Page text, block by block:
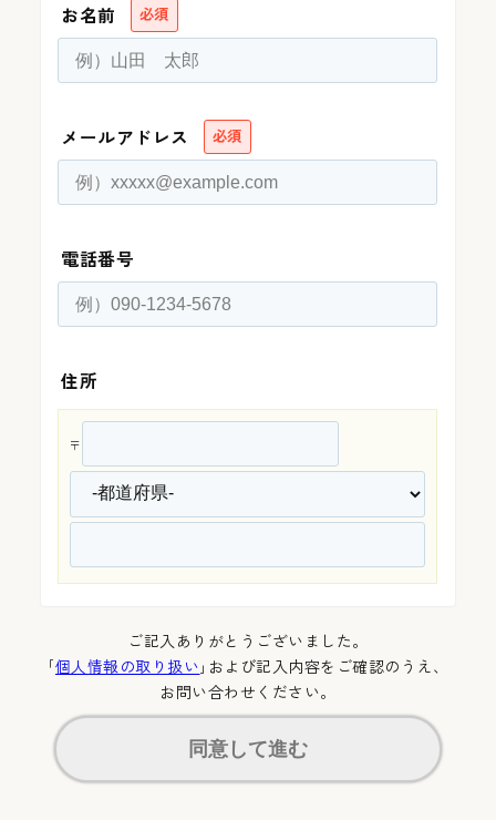
販売中の物件
お名前 必須
メールアドレス 必須
電話番号
住所
〒
ご記入ありがとうございました。
｢個人情報の取り扱い ｣および記入内容をご確認のうえ、
お問い合わせください。
同意して進む